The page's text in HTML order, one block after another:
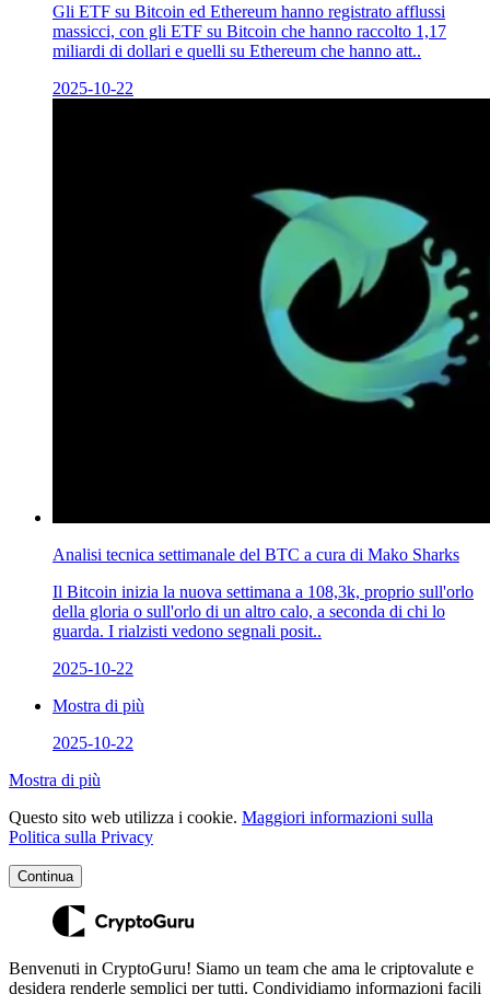
Gli ETF su Bitcoin ed Ethereum hanno registrato afflussi
massicci, con gli ETF su Bitcoin che hanno raccolto 1,17
miliardi di dollari e quelli su Ethereum che hanno att..
2025-10-22
Analisi tecnica settimanale del BTC a cura di Mako Sharks
Il Bitcoin inizia la nuova settimana a 108,3k, proprio sull'orlo
della gloria o sull'orlo di un altro calo, a seconda di chi lo
guarda. I rialzisti vedono segnali posit..
2025-10-22
Mostra di più
2025-10-22
Mostra di più
Questo sito web utilizza i cookie. Maggiori informazioni sulla
Politica sulla Privacy
Continua
Benvenuti in CryptoGuru! Siamo un team che ama le criptovalute e
desidera renderle semplici per tutti. Condividiamo informazioni facili